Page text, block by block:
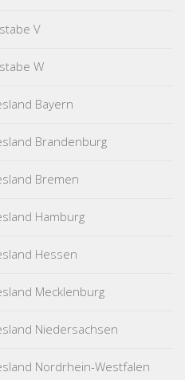
V
W
Bayern
Brandenburg
Bremen
Hamburg
Hessen
Mecklenburg
Niedersachsen
Nordrhein-Westfalen